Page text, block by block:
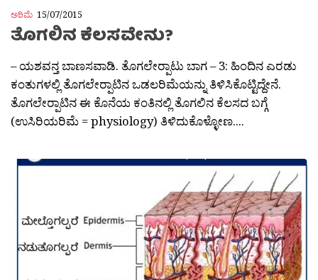
ಅರಿಮೆ 15/07/2015
ತೊಗಲಿನ ಕೆಲಸವೇನು?
– ಯಶವನ್ತ ಬಾಣಸವಾಡಿ. ತೊಗಲೇರ‍್ಪಾಟು ಬಾಗ – 3: ಹಿಂದಿನ ಎರಡು
ಕಂತುಗಳಲ್ಲಿ ತೊಗಲೇರ‍್ಪಾಟಿನ ಒಡಲರಿಮೆಯನ್ನು ತಿಳಿಸಿಕೊಟ್ಟಿದ್ದೇನೆ.
ತೊಗಲೇರ‍್ಪಾಟಿನ ಈ ಕೊನೆಯ ಕಂತಿನಲ್ಲಿ ತೊಗಲಿನ ಕೆಲಸದ ಬಗ್ಗೆ
(ಉಸಿರಿಯರಿಮೆ = physiology) ತಿಳಿದುಕೊಳ್ಳೋಣ....